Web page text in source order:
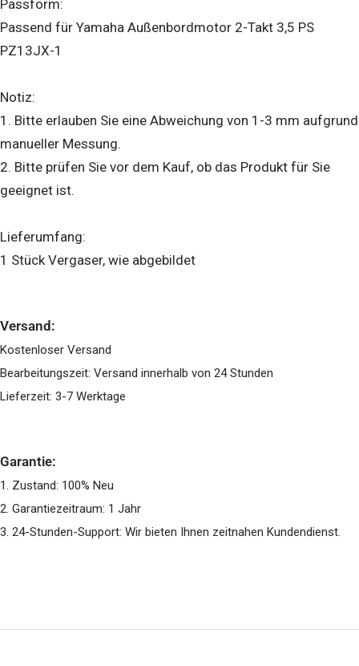
Passform:
Passend für Yamaha Außenbordmotor 2-Takt 3,5 PS
PZ13JX-1
Notiz:
1. Bitte erlauben Sie eine Abweichung von 1-3 mm aufgrund
manueller Messung.
2. Bitte prüfen Sie vor dem Kauf, ob das Produkt für Sie
geeignet ist.
Lieferumfang:
1 Stück Vergaser, wie abgebildet
Versand:
Kostenloser Versand
Bearbeitungszeit: Versand innerhalb von 24 Stunden
Lieferzeit: 3-7 Werktage
Garantie:
1. Zustand: 100% Neu
2. Garantiezeitraum: 1 Jahr
3. 24-Stunden-Support: Wir bieten Ihnen zeitnahen Kundendienst.